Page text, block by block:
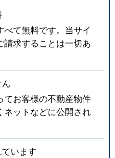
て無料です。当サイ
請求することは一切あ
てお客様の不動産物件
ネットなどに公開され
います